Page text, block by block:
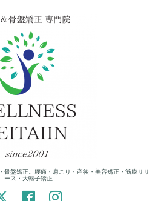
骨盤矯正。腰痛・肩こり・産後・美容矯正・筋膜リリ
ース・大転子矯正